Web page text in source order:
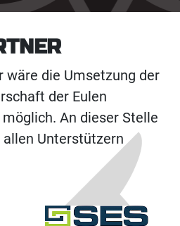
wäre die Umsetzung der
der Eulen
An dieser Stelle
Unterstützern